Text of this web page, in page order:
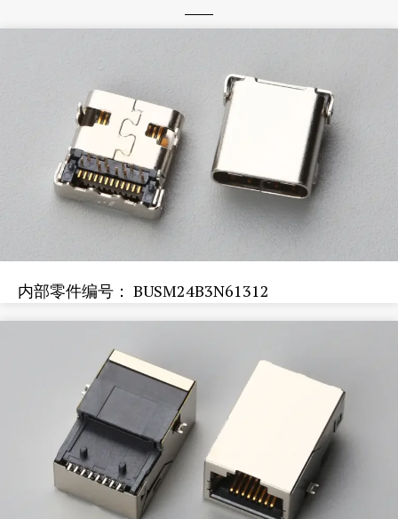
内部零件编号： BUSM24B3N61312